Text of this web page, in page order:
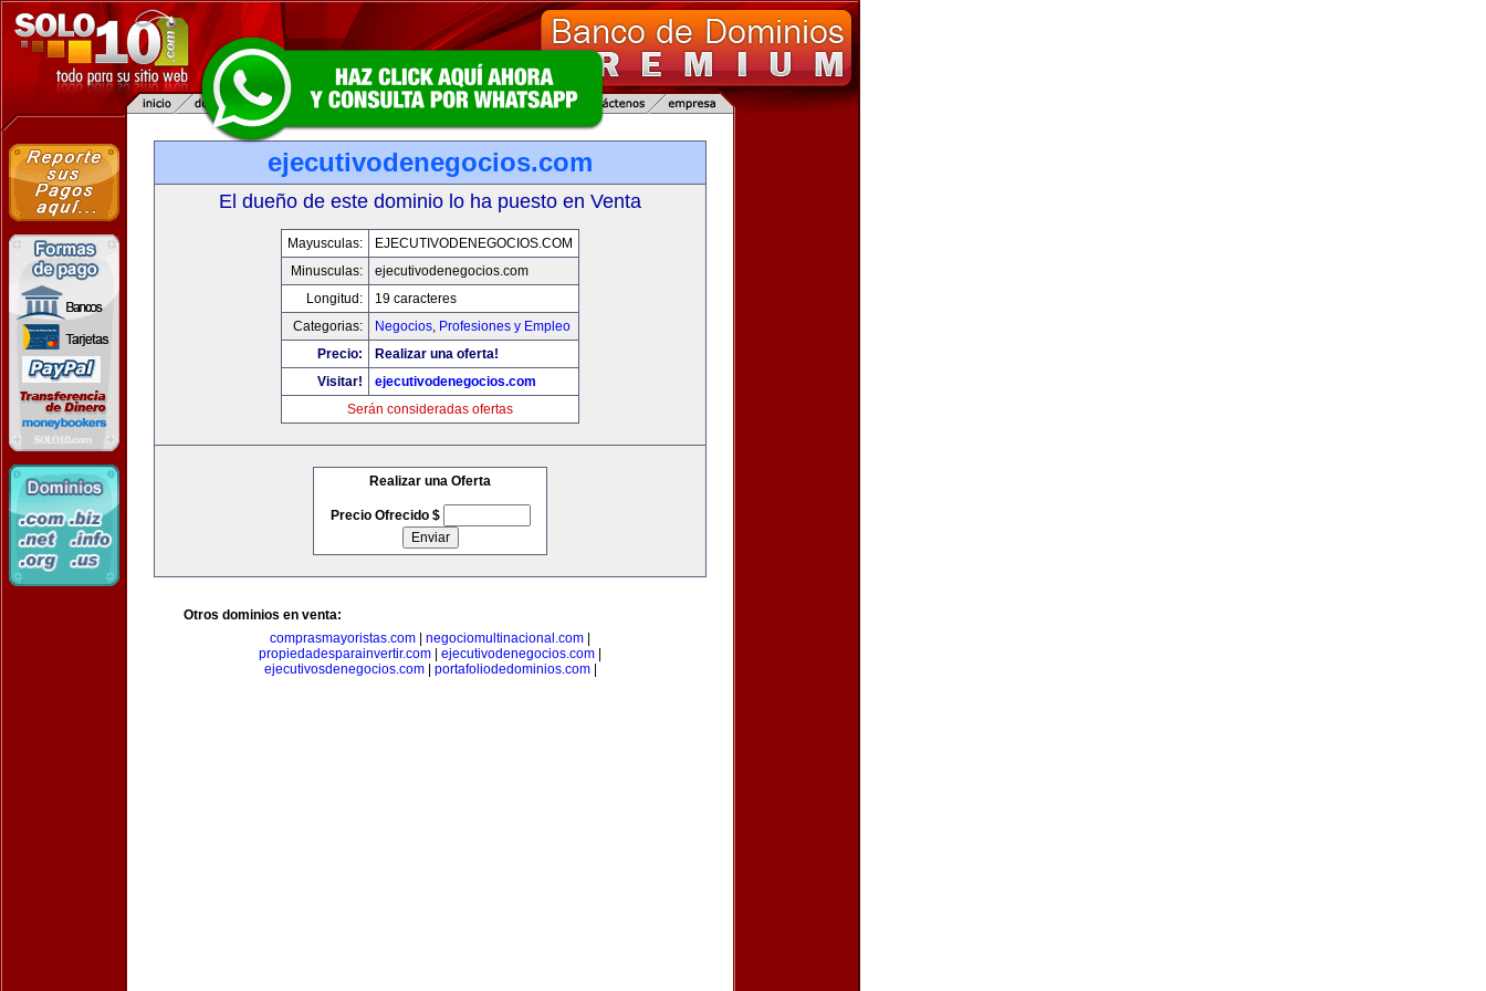
ejecutivodenegocios.com
El dueño de este dominio lo ha puesto en Venta
Mayusculas:
EJECUTIVODENEGOCIOS.COM
Minusculas:
ejecutivodenegocios.com
Longitud:
19 caracteres
Categorias:
Negocios, Profesiones y Empleo
Precio:
Realizar una oferta!
Visitar!
ejecutivodenegocios.com
Serán consideradas ofertas
Realizar una Oferta
Precio Ofrecido $
Otros dominios en venta:
comprasmayoristas.com
negociomultinacional.com
propiedadesparainvertir.com
ejecutivodenegocios.com
ejecutivosdenegocios.com| portafoliodedominios.com|